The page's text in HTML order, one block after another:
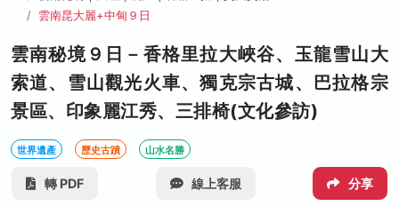
雲南昆大麗+中甸９日
雲南秘境９日－香格里拉大峽谷、玉龍雪山大
索道、雪山觀光火車、獨克宗古城、巴拉格宗
景區、印象麗江秀、三排椅(文化參訪)
世界遺產 歷史古蹟 山水名勝
轉 PDF 線上客服 分享